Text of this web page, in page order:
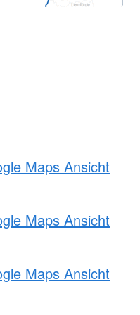
Maps Ansicht
Maps Ansicht
Maps Ansicht